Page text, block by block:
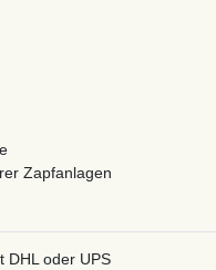
Zapfanlagen
DHL oder UPS